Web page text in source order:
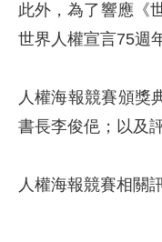
此外，為了響應《
世界人權宣言75週
人權海報競賽頒獎
書長李俊俋；以及
人權海報競賽相關